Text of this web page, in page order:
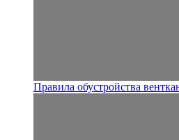
Правила обустройства